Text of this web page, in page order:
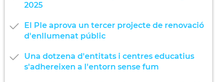
2025
El Ple aprova un tercer projecte de renovació
d'enllumenat públic
Una dotzena d'entitats i centres educatius
s'adhereixen a l'entorn sense fum